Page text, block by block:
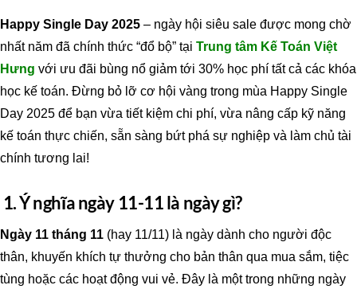
Happy Single Day 2025 – ngày hội siêu sale được mong chờ
nhất năm đã chính thức “đổ bộ” tại Trung tâm Kế Toán Việt
Hưng với ưu đãi bùng nổ giảm tới 30% học phí tất cả các khóa
học kế toán. Đừng bỏ lỡ cơ hội vàng trong mùa Happy Single
Day 2025 để bạn vừa tiết kiệm chi phí, vừa nâng cấp kỹ năng
kế toán thực chiến, sẵn sàng bứt phá sự nghiệp và làm chủ tài
chính tương lai!
1. Ý nghĩa ngày 11-11 là ngày gì?
Ngày 11 tháng 11 (hay 11/11) là ngày dành cho người độc
thân, khuyến khích tự thưởng cho bản thân qua mua sắm, tiệc
tùng hoặc các hoạt động vui vẻ. Đây là một trong những ngày